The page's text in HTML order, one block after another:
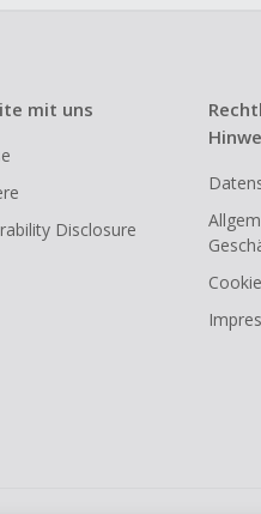
mit uns
Disclosure